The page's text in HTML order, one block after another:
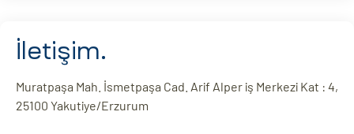
İletişim.
Muratpaşa Mah. İsmetpaşa Cad. Arif Alper iş Merkezi Kat : 4,
25100 Yakutiye/Erzurum